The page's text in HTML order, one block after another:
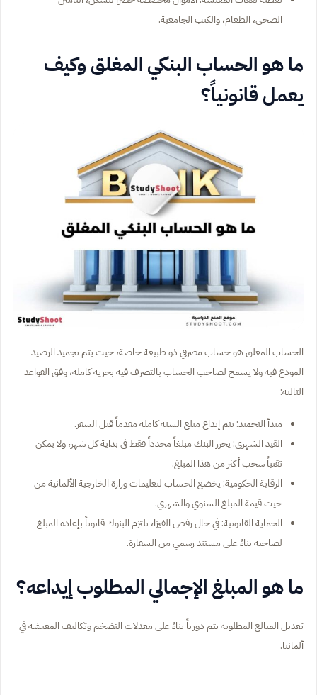
الصحي، الطعام، والكتب الجامعية.
ما هو الحساب البنكي المغلق وكيف
يعمل قانونياً؟
الحساب المغلق هو حساب مصرفي ذو طبيعة خاصة، حيث يتم تجميد الرصيد
المودع فيه ولا يسمح لصاحب الحساب بالتصرف فيه بحرية كاملة، وفق القواعد
التالية:
مبدأ التجميد: يتم إيداع مبلغ السنة كاملة مقدماً قبل السفر.
القيد الشهري: يحرر البنك مبلغاً محدداً فقط في بداية كل شهر، ولا يمكن
تقنياً سحب أكثر من هذا المبلغ.
الرقابة الحكومية: يخضع الحساب لتعليمات وزارة الخارجية الألمانية من
حيث قيمة المبلغ السنوي والشهري.
الحماية القانونية: في حال رفض الفيزا، تلتزم البنوك قانوناً بإعادة المبلغ
لصاحبه بناءً على مستند رسمي من السفارة.
ما هو المبلغ الإجمالي المطلوب إيداعه؟
تعديل المبالغ المطلوبة يتم دورياً بناءً على معدلات التضخم وتكاليف المعيشة في
ألمانيا.